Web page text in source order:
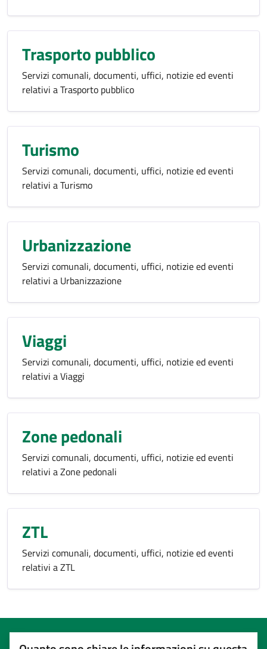
Trasporto pubblico
Servizi comunali, documenti, uffici, notizie ed eventi
relativi a Trasporto pubblico
Turismo
Servizi comunali, documenti, uffici, notizie ed eventi
relativi a Turismo
Urbanizzazione
Servizi comunali, documenti, uffici, notizie ed eventi
relativi a Urbanizzazione
Viaggi
Servizi comunali, documenti, uffici, notizie ed eventi
relativi a Viaggi
Zone pedonali
Servizi comunali, documenti, uffici, notizie ed eventi
relativi a Zone pedonali
ZTL
Servizi comunali, documenti, uffici, notizie ed eventi
relativi a ZTL